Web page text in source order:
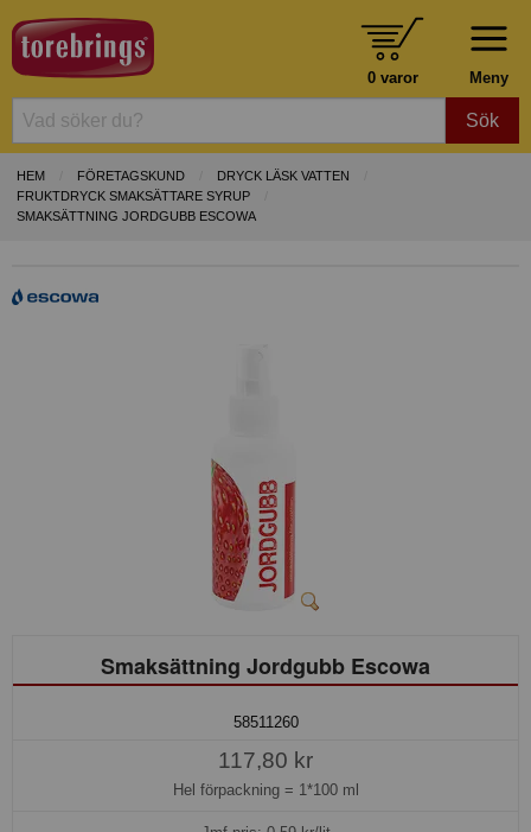
Meny
0 varor
Sök
HEM FÖRETAGSKUND
DRYCK LÄSK VATTEN
FRUKTDRYCK SMAKSÄTTARE SYRUP
SMAKSÄTTNING JORDGUBB ESCOWA
Smaksättning Jordgubb Escowa
58511260
117,80 kr
Hel förpackning = 1*100 ml